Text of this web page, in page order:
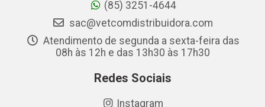
(85) 3251-4644
sac@vetcomdistribuidora.com
Atendimento de segunda a sexta-feira das
08h às 12h e das 13h30 às 17h30
Redes Sociais
Instagram